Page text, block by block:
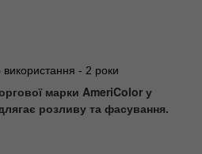
- 2 роки
марки AmeriColor у
розливу та фасування.